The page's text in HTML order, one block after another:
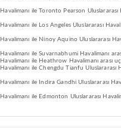
ile Toronto Pearson Uluslararası
ile Los Angeles Uluslararası
ile Ninoy Aquino Uluslararası
ile Suvarnabhumi Havalimanı
ile Heathrow Havalimanı arası
ile Chengdu Tianfu Uluslararası
ile Indira Gandhi Uluslararası
ile Edmonton Uluslararası